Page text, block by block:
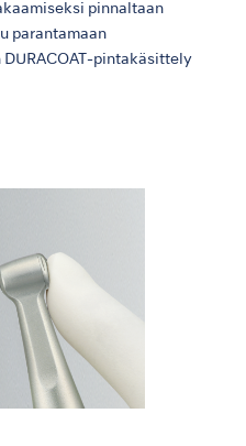
pinnaltaan
parantamaan
pintakäsittely